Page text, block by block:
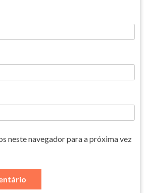
neste navegador para a próxima vez